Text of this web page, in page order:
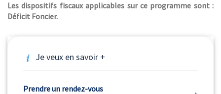
Les dispositifs fiscaux applicables sur ce programme sont :
Déficit Foncier.
Je veux en savoir +
Prendre un rendez-vous